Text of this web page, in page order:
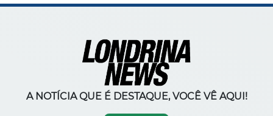
A NOTÍCIA QUE É DESTAQUE, VOCÊ VÊ AQUI!